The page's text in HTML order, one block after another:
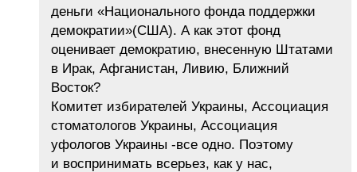
деньги «Национального фонда поддержки
демократии»(США). А как этот фонд
оценивает демократию, внесенную Штатами
в Ирак, Афганистан, Ливию, Ближний
Восток?
Комитет избирателей Украины, Ассоциация
стоматологов Украины, Ассоциация
уфологов Украины -все одно. Поэтому
и воспринимать всерьез, как у нас,